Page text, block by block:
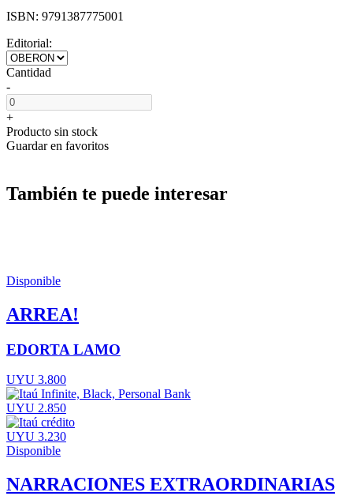
ISBN: 9791387775001
Editorial:
Cantidad
-
+
Producto sin stock
Guardar en favoritos
También te puede interesar
Disponible
ARREA!
EDORTA LAMO
UYU 3.800
UYU 2.850
UYU 3.230
Disponible
NARRACIONES EXTRAORDINARIAS